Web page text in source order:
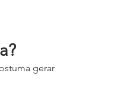
gerar